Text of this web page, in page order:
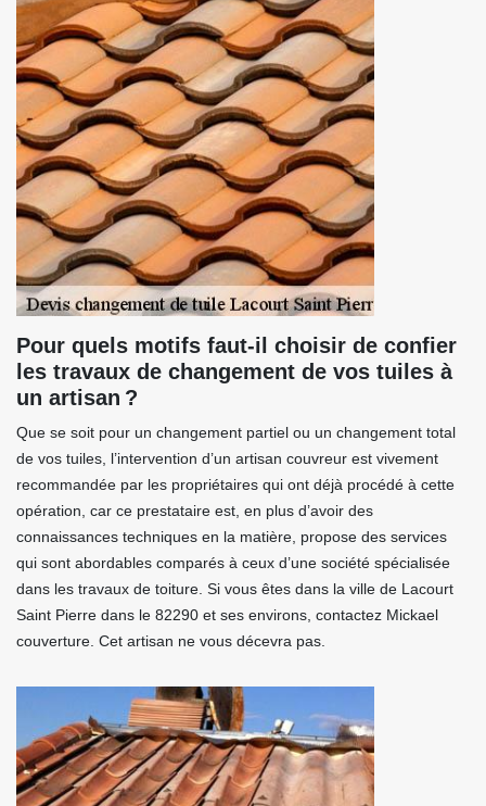
Pour quels motifs faut-il choisir de confier
les travaux de changement de vos tuiles à
un artisan ?
Que se soit pour un changement partiel ou un changement total
de vos tuiles, l’intervention d’un artisan couvreur est vivement
recommandée par les propriétaires qui ont déjà procédé à cette
opération, car ce prestataire est, en plus d’avoir des
connaissances techniques en la matière, propose des services
qui sont abordables comparés à ceux d’une société spécialisée
dans les travaux de toiture. Si vous êtes dans la ville de Lacourt
Saint Pierre dans le 82290 et ses environs, contactez Mickael
couverture. Cet artisan ne vous décevra pas.